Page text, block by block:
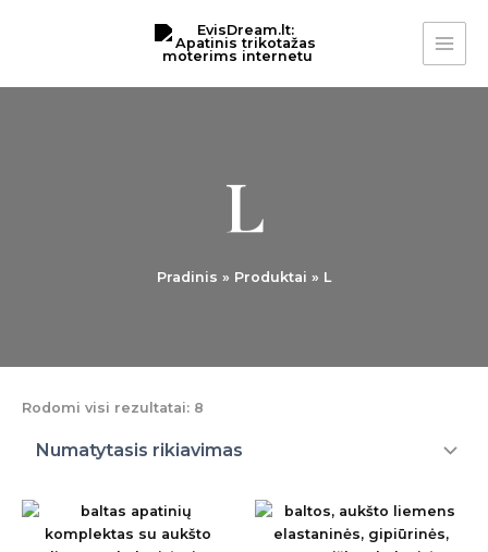
L
Pradinis Produktai L
Rodomi visi rezultatai: 8